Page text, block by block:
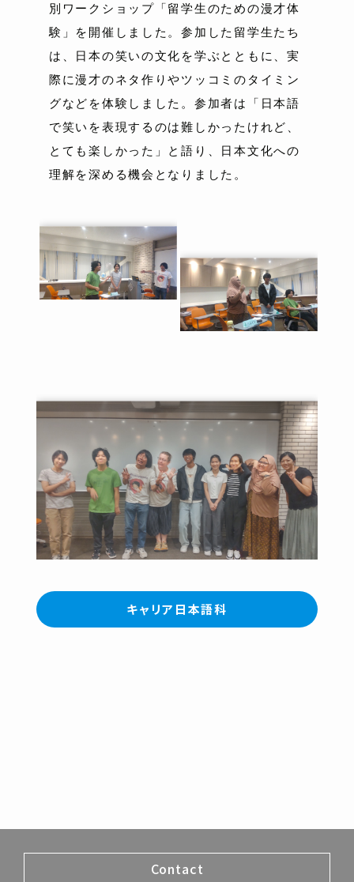
別ワークショップ「留学生のための漫才体
験」を開催しました。参加した留学生たち
は、日本の笑いの文化を学ぶとともに、実
際に漫才のネタ作りやツッコミのタイミン
グなどを体験しました。参加者は「日本語
で笑いを表現するのは難しかったけれど、
とても楽しかった」と語り、日本文化への
理解を深める機会となりました。
キャリア日本語科
Contact